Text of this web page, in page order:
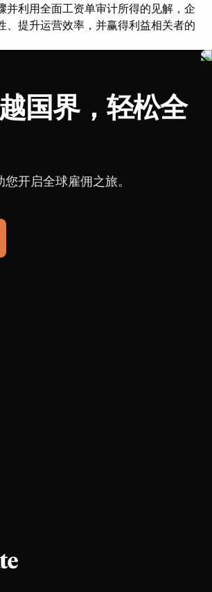
并利用全面工资单审计所得的见解，企
、提升运营效率，并赢得利益相关者的
国界，轻松全
开启全球雇佣之旅。